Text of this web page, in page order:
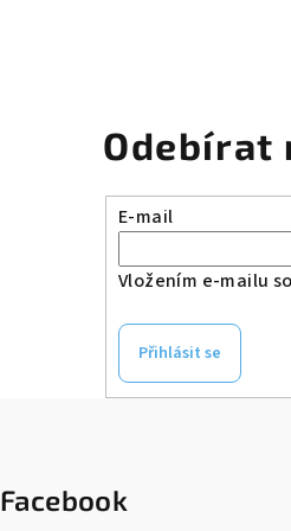
E-mail
Vložením e-mailu
Přihlásit se
Facebook